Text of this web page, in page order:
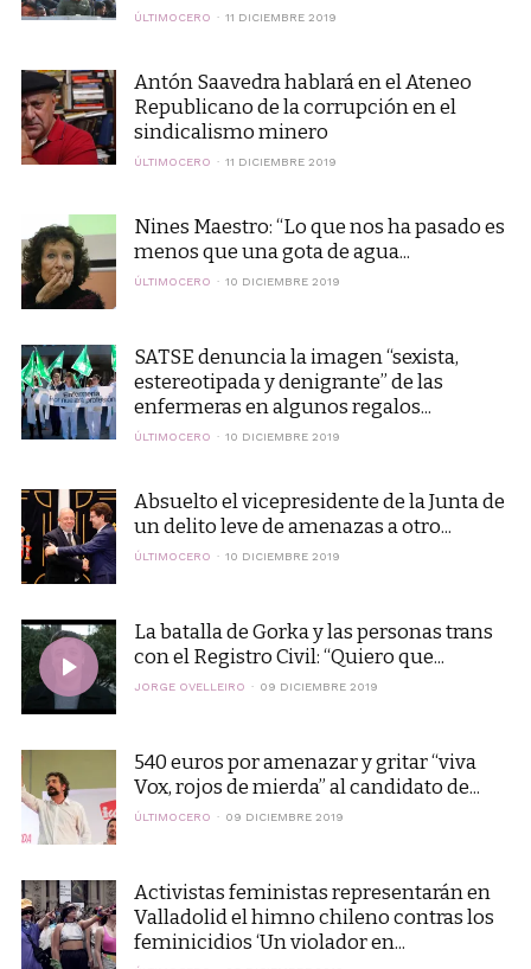
ÚLTIMOCERO 11 DICIEMBRE 2019
Antón Saavedra hablará en el Ateneo
Republicano de la corrupción en el
sindicalismo minero
ÚLTIMOCERO 11 DICIEMBRE 2019
Nines Maestro: “Lo que nos ha pasado es
menos que una gota de agua...
ÚLTIMOCERO 10 DICIEMBRE 2019
SATSE denuncia la imagen “sexista,
estereotipada y denigrante” de las
enfermeras en algunos regalos...
ÚLTIMOCERO 10 DICIEMBRE 2019
Absuelto el vicepresidente de la Junta de
un delito leve de amenazas a otro...
ÚLTIMOCERO 10 DICIEMBRE 2019
La batalla de Gorka y las personas trans
con el Registro Civil: “Quiero que...
JORGE OVELLEIRO 09 DICIEMBRE 2019
540 euros por amenazar y gritar “viva
Vox, rojos de mierda” al candidato de...
ÚLTIMOCERO 09 DICIEMBRE 2019
Activistas feministas representarán en
Valladolid el himno chileno contras los
feminicidios ‘Un violador en...